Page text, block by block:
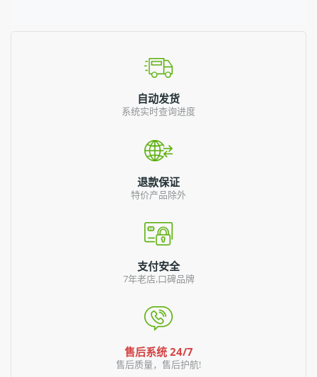
自动发货
系统实时查询进度
退款保证
特价产品除外
支付安全
7年老店,口碑品牌
售后系统 24/7
售后质量，售后护航!